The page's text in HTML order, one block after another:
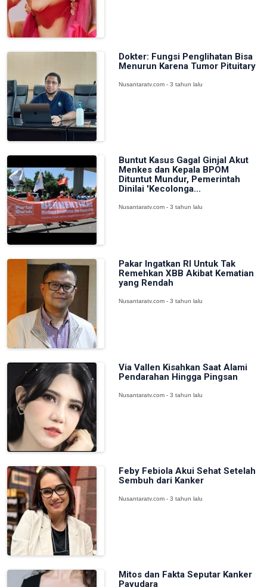
Dokter: Fungsi Penglihatan Bisa
Menurun Karena Tumor Pituitary
Nusantaratv.com - 3 tahun lalu
Buntut Kasus Gagal Ginjal Akut
Menkes dan Kepala BPOM
Dituntut Mundur, Pemerintah
Dinilai 'Kecolonga...
Nusantaratv.com - 3 tahun lalu
Pakar Ingatkan RI Untuk Tak
Remehkan XBB Akibat Kematian
yang Rendah
Nusantaratv.com - 3 tahun lalu
Via Vallen Kisahkan Saat Alami
Pendarahan Hingga Pingsan
Nusantaratv.com - 3 tahun lalu
Feby Febiola Akui Sehat Setelah
Sembuh dari Kanker
Nusantaratv.com - 3 tahun lalu
Mitos dan Fakta Seputar Kanker
Payudara